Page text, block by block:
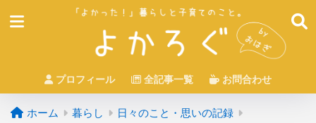
プロフィール 全記事一覧 お問合わせ
ホーム 暮らし 日々のこと・思いの記録